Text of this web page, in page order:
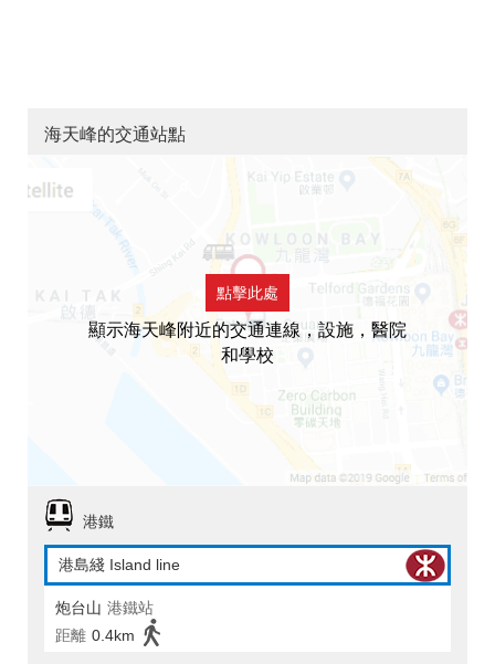
海天峰的交通站點
點擊此處
顯示海天峰附近的交通連線，設施，醫院
和學校
港鐵
港島綫 Island line
炮台山 港鐵站
距離 0.4km